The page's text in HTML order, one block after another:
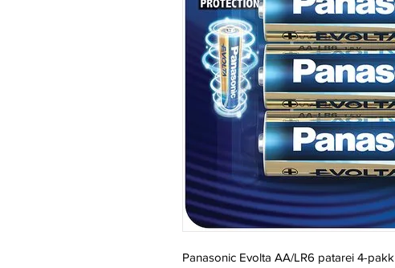
Panasonic Evolta AA/LR6 patarei 4-pakk